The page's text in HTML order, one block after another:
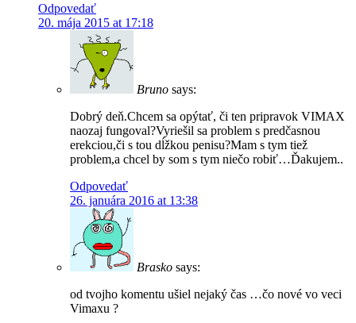
Odpovedať
20. mája 2015 at 17:18
Bruno says:
Dobrý deň.Chcem sa opýtať, či ten pripravok VIMAX
naozaj fungoval?Vyriešil sa problem s predčasnou
erekciou,či s tou dĺžkou penisu?Mam s tym tiež
problem,a chcel by som s tym niečo robiť…Ďakujem..
Odpovedať
26. januára 2016 at 13:38
Brasko says:
od tvojho komentu ušiel nejaký čas …čo nové vo veci
Vimaxu ?